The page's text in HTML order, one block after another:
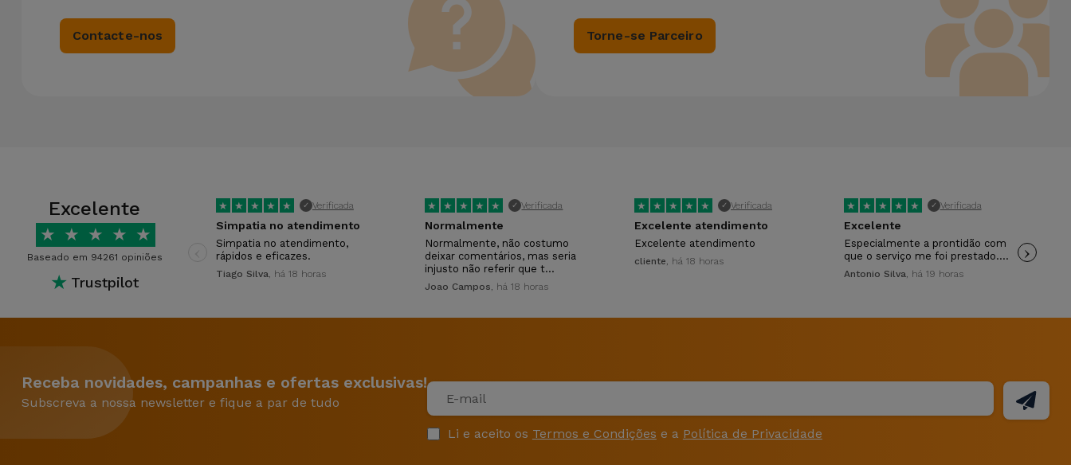
Contacte-nos Torne-se Parceiro
Excelente
★ ★ ★ ★ ★
Baseado em 94261 opiniões
★ Trustpilot
★ ★ ★ ★ ★ ✓ Verificada
Simpatia no atendimento
Simpatia no atendimento,
rápidos e eficazes.
Tiago Silva, há 18 horas
★ ★ ★ ★ ★ ✓ Verificada
Normalmente
Normalmente, não costumo
deixar comentários, mas seria
injusto não referir que t…
Joao Campos, há 18 horas
★ ★ ★ ★ ★ ✓ Verificada
Excelente atendimento
Excelente atendimento
cliente, há 18 horas
★ ★ ★ ★ ★ ✓ Verificada
Excelente
Especialmente a prontidão com
que o serviço me foi prestado.…
Antonio Silva, há 19 horas
›
Receba novidades, campanhas e ofertas exclusivas!
Subscreva a nossa newsletter e fique a par de tudo
Li e aceito os Termos e Condições e a Política de Privacidade